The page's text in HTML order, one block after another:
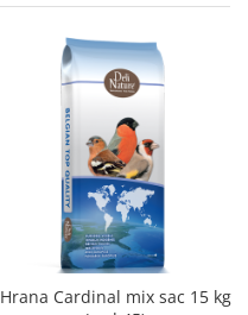
Hrana Cardinal mix sac 15 kg